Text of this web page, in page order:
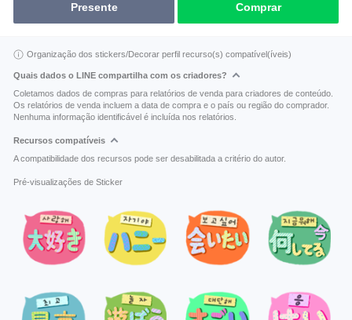
Presente Comprar
Organização dos stickers/Decorar perfil recurso(s) compatível(íveis)
Quais dados o LINE compartilha com os criadores?
Coletamos dados de compras para relatórios de venda para criadores de conteúdo.
Os relatórios de venda incluem a data de compra e o país ou região do comprador.
Nenhuma informação identificável é incluída nos relatórios.
Recursos compatíveis
A compatibilidade dos recursos pode ser desabilitada a critério do autor.
Pré-visualizações de Sticker